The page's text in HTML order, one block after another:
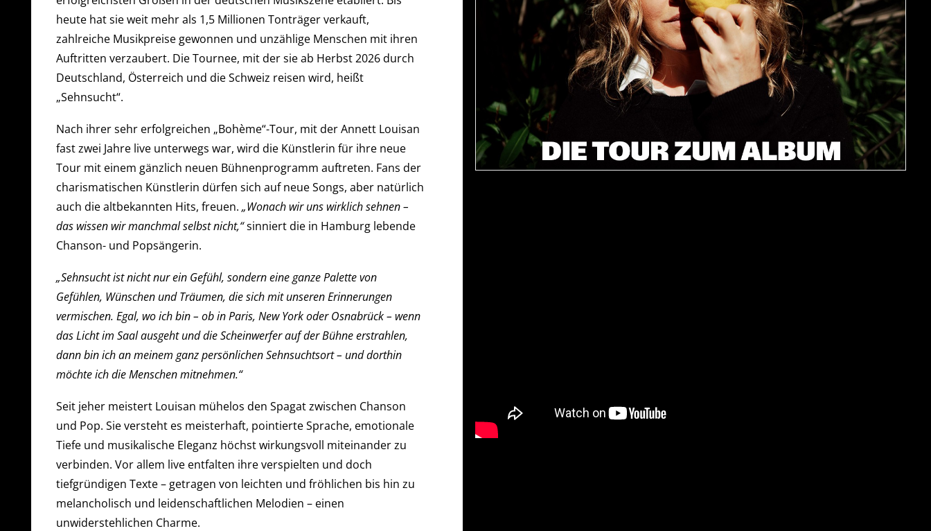
heute hat sie weit mehr als 1,5 Millionen Tonträger verkauft,
zahlreiche Musikpreise gewonnen und unzählige Menschen mit ihren
Auftritten verzaubert. Die Tournee, mit der sie ab Herbst 2026 durch
Deutschland, Österreich und die Schweiz reisen wird, heißt
„Sehnsucht“.
Nach ihrer sehr erfolgreichen „Bohème“-Tour, mit der Annett Louisan
fast zwei Jahre live unterwegs war, wird die Künstlerin für ihre neue
Tour mit einem gänzlich neuen Bühnenprogramm auftreten. Fans der
charismatischen Künstlerin dürfen sich auf neue Songs, aber natürlich
auch die altbekannten Hits, freuen. „Wonach wir uns wirklich sehnen –
das wissen wir manchmal selbst nicht,“sinniert die in Hamburg lebende
Chanson- und Popsängerin.
„Sehnsucht ist nicht nur ein Gefühl, sondern eine ganze Palette von
Gefühlen, Wünschen und Träumen, die sich mit unseren Erinnerungen
vermischen. Egal, wo ich bin – ob in Paris, New York oder Osnabrück – wenn
das Licht im Saal ausgeht und die Scheinwerfer auf der Bühne erstrahlen,
dann bin ich an meinem ganz persönlichen Sehnsuchtsort – und dorthin
möchte ich die Menschen mitnehmen.“
Seit jeher meistert Louisan mühelos den Spagat zwischen Chanson
und Pop. Sie versteht es meisterhaft, pointierte Sprache, emotionale
Tiefe und musikalische Eleganz höchst wirkungsvoll miteinander zu
verbinden. Vor allem live entfalten ihre verspielten und doch
tiefgründigen Texte – getragen von leichten und fröhlichen bis hin zu
melancholisch und leidenschaftlichen Melodien – einen
unwiderstehlichen Charme.